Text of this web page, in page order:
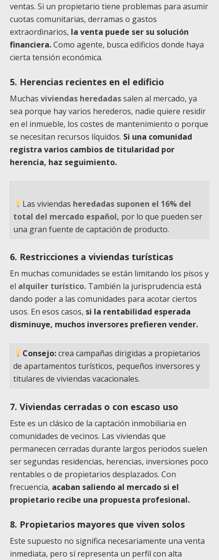
ventas. Si un propietario tiene problemas para asumir
cuotas comunitarias, derramas o gastos
extraordinarios, la venta puede ser su solución
financiera.Como agente, busca edificios donde haya
cierta tensión económica.
5. Herencias recientes en el edificio
Muchas viviendas heredadassalen al mercado, ya
sea porque hay varios herederos, nadie quiere residir
en el inmueble, los costes de mantenimiento o porque
se necesitan recursos líquidos. Si una comunidad
registra varios cambios de titularidad por
herencia, haz seguimiento.
Las viviendas heredadas suponen el 16% del
total del mercado español, por lo que pueden ser
una gran fuente de captación de producto.
6. Restricciones a viviendas turísticas
En muchas comunidades se están limitando los pisos y
el alquiler turístico. También la jurisprudencia está
dando poder a las comunidades para acotar ciertos
usos. En esos casos, si la rentabilidad esperada
disminuye, muchos inversores prefieren vender.
Consejo:crea campañas dirigidas a propietarios
de apartamentos turísticos, pequeños inversores y
titulares de viviendas vacacionales.
7. Viviendas cerradas o con escaso uso
Este es un clásico de la captación inmobiliaria en
comunidades de vecinos. Las viviendas que
permanecen cerradas durante largos periodos suelen
ser segundas residencias, herencias, inversiones poco
rentables o de propietarios desplazados. Con
frecuencia, acaban saliendo al mercado si el
propietario recibe una propuesta profesional.
8. Propietarios mayores que viven solos
Este supuesto no significa necesariamente una venta
inmediata, pero sí representa un perfil con alta